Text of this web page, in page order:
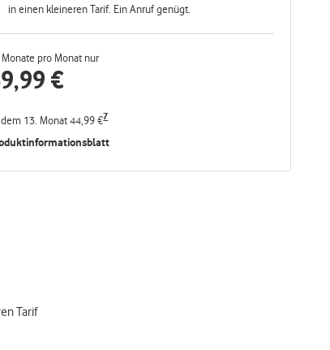
in einen kleineren Tarif. Ein Anruf genügt.
Monate pro Monat nur
€
13. Monat 44,99 €7
Tarif